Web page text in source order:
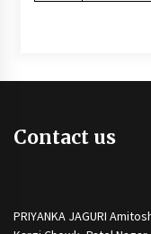
Contact us
PRIYANKA JAGURI